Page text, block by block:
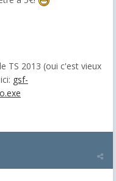
TS 2013 (oui c'est vieux
gsf-